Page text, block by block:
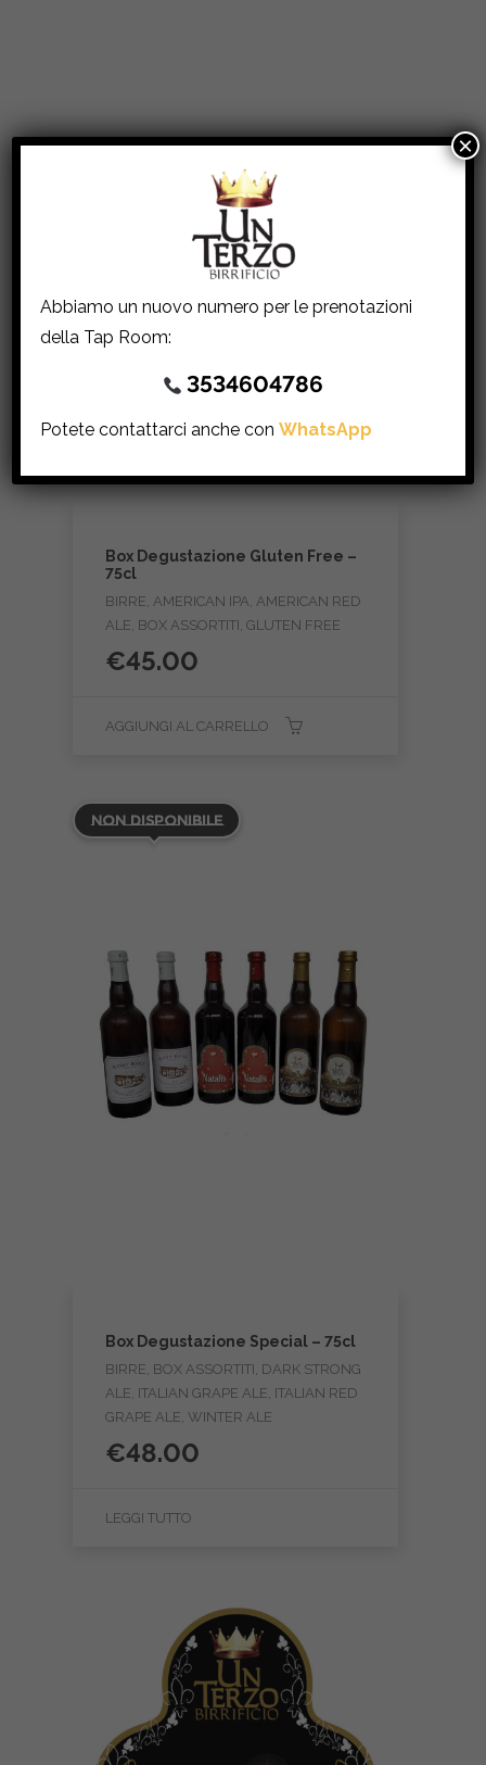
Box Degustazione Gluten Free –
75cl
BIRRE, AMERICAN IPA, AMERICAN RED
ALE, BOX ASSORTITI, GLUTEN FREE
€45.00
AGGIUNGI AL CARRELLO
Non Disponibile
Box Degustazione Special – 75cl
BIRRE, BOX ASSORTITI, DARK STRONG
ALE, ITALIAN GRAPE ALE, ITALIAN RED
GRAPE ALE, WINTER ALE
€48.00
LEGGI TUTTO
Abbiamo un nuovo numero per le prenotazioni
della Tap Room:
3534604786
Potete contattarci anche conWhatsApp
×